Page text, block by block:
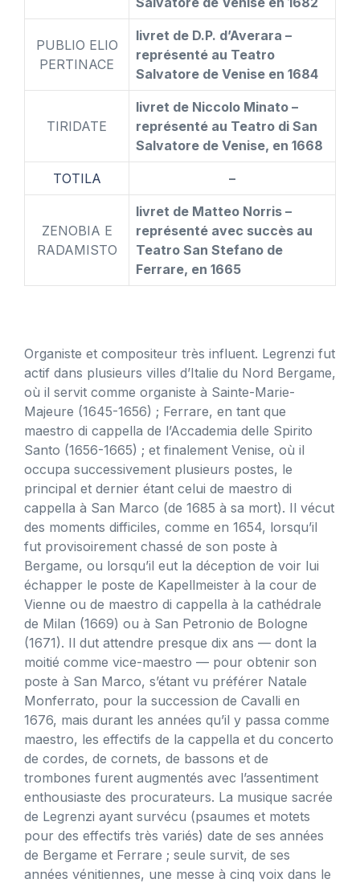
PUBLIO ELIO
PERTINACE
livret de D.P. d’Averara –
représenté au Teatro
Salvatore de Venise en 1684
TIRIDATE
livret de Niccolo Minato –
représenté au Teatro di San
Salvatore de Venise, en 1668
TOTILA –
ZENOBIA E
RADAMISTO
livret de Matteo Norris –
représenté avec succès au
Teatro San Stefano de
Ferrare, en 1665
Organiste et compositeur très influent. Legrenzi fut
actif dans plusieurs villes d’Italie du Nord Bergame,
où il servit comme organiste à Sainte-Marie-
Majeure (1645-1656) ; Ferrare, en tant que
maestro di cappella de l’Accademia delle Spirito
Santo (1656-1665) ; et finalement Venise, où il
occupa successivement plusieurs postes, le
principal et dernier étant celui de maestro di
cappella à San Marco (de 1685 à sa mort). Il vécut
des moments difficiles, comme en 1654, lorsqu’il
fut provisoirement chassé de son poste à
Bergame, ou lorsqu’il eut la déception de voir lui
échapper le poste de Kapellmeister à la cour de
Vienne ou de maestro di cappella à la cathédrale
de Milan (1669) ou à San Petronio de Bologne
(1671). Il dut attendre presque dix ans — dont la
moitié comme vice-maestro — pour obtenir son
poste à San Marco, s’étant vu préférer Natale
Monferrato, pour la succession de Cavalli en
1676, mais durant les années qu’il y passa comme
maestro, les effectifs de la cappella et du concerto
de cordes, de cornets, de bassons et de
trombones furent augmentés avec l’assentiment
enthousiaste des procurateurs. La musique sacrée
de Legrenzi ayant survécu (psaumes et motets
pour des effectifs très variés) date de ses années
de Bergame et Ferrare ; seule survit, de ses
années vénitiennes, une messe à cinq voix dans le